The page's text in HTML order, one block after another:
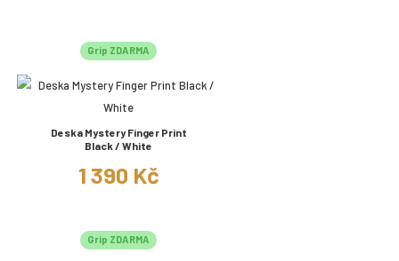
Grip ZDARMA
Deska Mystery Finger Print
Black / White
1 390 Kč
Grip ZDARMA